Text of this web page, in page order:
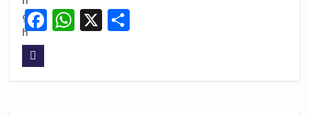
F WX S